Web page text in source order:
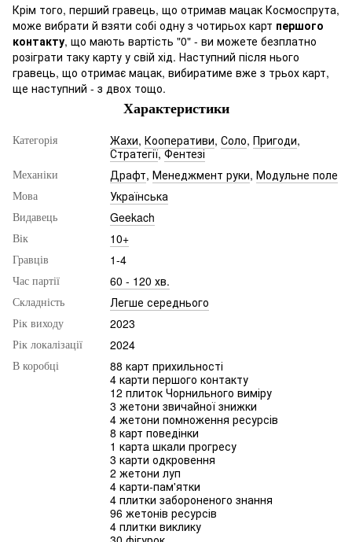
Крім того, перший гравець, що отримав мацак Космоспрута,
може вибрати й взяти собі одну з чотирьох карт першого
контакту, що мають вартість "0" - ви можете безплатно
розіграти таку карту у свій хід. Наступний після нього
гравець, що отримає мацак, вибиратиме вже з трьох карт,
ще наступний - з двох тощо.
Характеристики
Категорія Жахи, Кооперативи, Соло, Пригоди,
Стратегії,Фентезі
Механіки Драфт, Менеджмент руки, Модульне поле
Мова Українська
Видавець Geekach
Вік 10+
Гравців 1-4
Час партії 60 - 120 хв.
Складність Легше середнього
Рік виходу 2023
Рік локалізації 2024
В коробці
88 карт прихильності
4 карти першого контакту
12 плиток Чорнильного виміру
3 жетони звичайної знижки
4 жетони помноження ресурсів
8 карт поведінки
1 карта шкали прогресу
3 карти одкровення
2 жетони луп
4 карти-пам'ятки
4 плитки забороненого знання
96 жетонів ресурсів
4 плитки виклику